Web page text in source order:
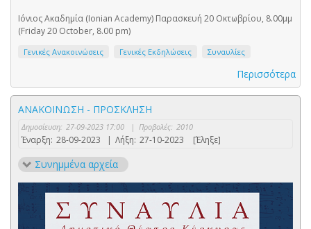
Ιόνιος Ακαδημία (Ionian Academy) Παρασκευή 20 Οκτωβρίου, 8.00μμ
(Friday 20 October, 8.00 pm)
Γενικές Ανακοινώσεις Γενικές Εκδηλώσεις Συναυλίες
Περισσότερα
ΑΝΑΚΟΙΝΩΣΗ - ΠΡΟΣΚΛΗΣΗ
Δημοσίευση: 27-09-2023 17:00 | Προβολές: 2010
Έναρξη: 28-09-2023 | Λήξη: 27-10-2023 [Έληξε]
Συνημμένα αρχεία